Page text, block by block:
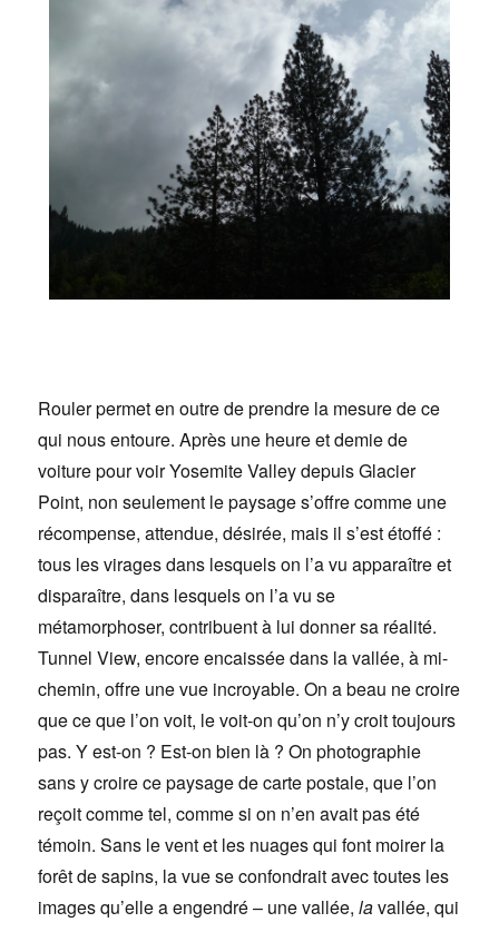
Rouler permet en outre de prendre la mesure de ce
qui nous entoure. Après une heure et demie de
voiture pour voir Yosemite Valley depuis Glacier
Point, non seulement le paysage s’offre comme une
récompense, attendue, désirée, mais il s’est étoffé :
tous les virages dans lesquels on l’a vu apparaître et
disparaître, dans lesquels on l’a vu se
métamorphoser, contribuent à lui donner sa réalité.
Tunnel View, encore encaissée dans la vallée, à mi-
chemin, offre une vue incroyable. On a beau ne croire
que ce que l’on voit, le voit-on qu’on n’y croit toujours
pas. Y est-on ? Est-on bien là ? On photographie
sans y croire ce paysage de carte postale, que l’on
reçoit comme tel, comme si on n’en avait pas été
témoin. Sans le vent et les nuages qui font moirer la
forêt de sapins, la vue se confondrait avec toutes les
images qu’elle a engendré – une vallée, lavallée, qui